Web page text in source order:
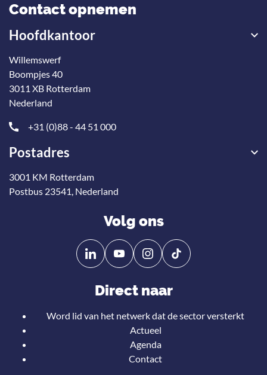
Contact opnemen
Hoofdkantoor
Willemswerf
Boompjes 40
3011 XB Rotterdam
Nederland
+31 (0)88 - 44 51 000
Postadres
3001 KM Rotterdam
Postbus 23541, Nederland
Volg ons
Volg
ons
Linkedin
Volg
ons
YouTube
Direct naar
Word lid van het netwerk dat de sector versterkt
Actueel
Agenda
Contact